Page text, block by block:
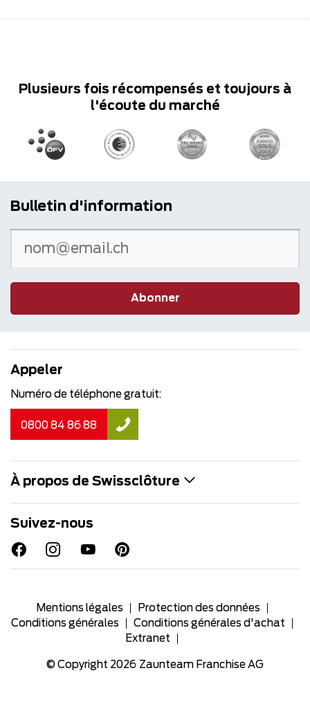
Plusieurs fois récompensés et toujours à
l'écoute du marché
Bulletin d'information
Abonner
Appeler
Numéro de téléphone gratuit:
0800 84 86 88
À propos de Swissclôture
Suivez-nous
Mentions légales
Protection des données
Conditions générales
Conditions générales d'achat
Extranet
© Copyright 2026 Zaunteam Franchise AG